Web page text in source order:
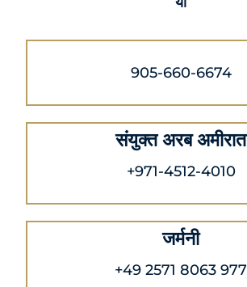
905-660-6674
संयुक्त अरब अमीरात
+971-4512-4010
जर्मनी
+49 2571 8063 977